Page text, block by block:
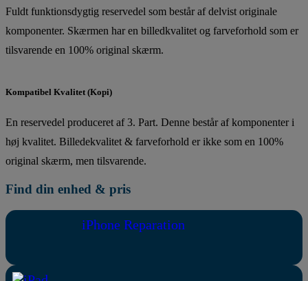
Fuldt funktionsdygtig reservedel som består af delvist originale
komponenter. Skærmen har en billedkvalitet og farveforhold som er
tilsvarende en 100% original skærm.
Kompatibel Kvalitet (Kopi)
En reservedel produceret af 3. Part. Denne består af komponenter i
høj kvalitet. Billedekvalitet & farveforhold er ikke som en 100%
original skærm, men tilsvarende.
Find din enhed & pris
iPhone Reparation